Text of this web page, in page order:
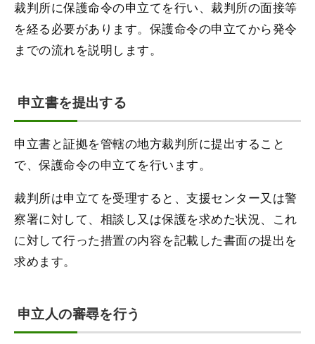
裁判所に保護命令の申立てを行い、裁判所の面接等
を経る必要があります。保護命令の申立てから発令
までの流れを説明します。
申立書を提出する
申立書と証拠を管轄の地方裁判所に提出すること
で、保護命令の申立てを行います。
裁判所は申立てを受理すると、支援センター又は警
察署に対して、相談し又は保護を求めた状況、これ
に対して行った措置の内容を記載した書面の提出を
求めます。
申立人の審尋を行う